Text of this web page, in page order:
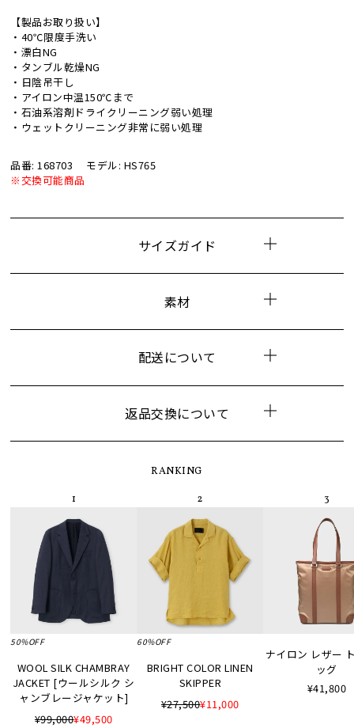
【製品お取り扱い】
・40℃限度手洗い
・漂白NG
・タンブル乾燥NG
・日陰吊干し
・アイロン中温150℃まで
・石油系溶剤ドライクリーニング弱い処理
・ウェットクリーニング非常に弱い処理
品番: 168703
モデル: HS765
※交換可能商品
サイズガイド
素材
配送について
返品交換について
RANKING
50%OFF
WOOL SILK CHAMBRAY
JACKET [ウールシルク シ
ャンブレージャケット]
¥99,000¥49,500
60%OFF
BRIGHT COLOR LINEN
SKIPPER
¥27,500¥11,000
ナイロン レザー
ッグ
¥41,800